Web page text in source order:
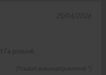
l'a prouvé.
(Traduit automatiquement *)
25/04/2026